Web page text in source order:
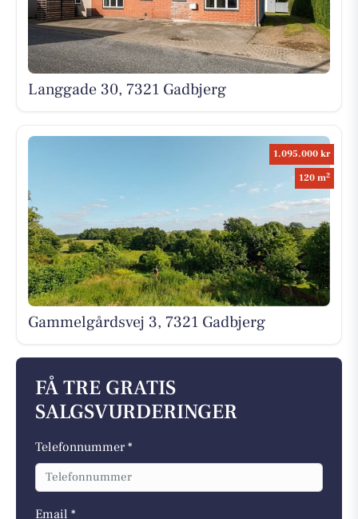
Langgade 30, 7321 Gadbjerg
1.095.000 kr
120 m2
Gammelgårdsvej 3, 7321 Gadbjerg
FÅ TRE GRATIS
SALGSVURDERINGER
Telefonnummer *
Email *